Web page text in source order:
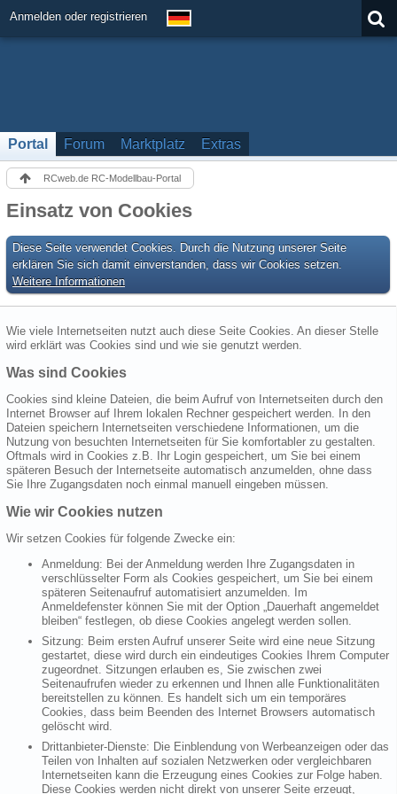
Anmelden oder registrieren
Portal Forum Marktplatz Extras
RCweb.de RC-Modellbau-Portal
Einsatz von Cookies
Diese Seite verwendet Cookies. Durch die Nutzung unserer Seite
erklären Sie sich damit einverstanden, dass wir Cookies setzen.
Weitere Informationen
Wie viele Internetseiten nutzt auch diese Seite Cookies. An dieser Stelle
wird erklärt was Cookies sind und wie sie genutzt werden.
Was sind Cookies
Cookies sind kleine Dateien, die beim Aufruf von Internetseiten durch den
Internet Browser auf Ihrem lokalen Rechner gespeichert werden. In den
Dateien speichern Internetseiten verschiedene Informationen, um die
Nutzung von besuchten Internetseiten für Sie komfortabler zu gestalten.
Oftmals wird in Cookies z.B. Ihr Login gespeichert, um Sie bei einem
späteren Besuch der Internetseite automatisch anzumelden, ohne dass
Sie Ihre Zugangsdaten noch einmal manuell eingeben müssen.
Wie wir Cookies nutzen
Wir setzen Cookies für folgende Zwecke ein:
Anmeldung: Bei der Anmeldung werden Ihre Zugangsdaten in
verschlüsselter Form als Cookies gespeichert, um Sie bei einem
späteren Seitenaufruf automatisiert anzumelden. Im
Anmeldefenster können Sie mit der Option „Dauerhaft angemeldet
bleiben“ festlegen, ob diese Cookies angelegt werden sollen.
Sitzung: Beim ersten Aufruf unserer Seite wird eine neue Sitzung
gestartet, diese wird durch ein eindeutiges Cookies Ihrem Computer
zugeordnet. Sitzungen erlauben es, Sie zwischen zwei
Seitenaufrufen wieder zu erkennen und Ihnen alle Funktionalitäten
bereitstellen zu können. Es handelt sich um ein temporäres
Cookies, dass beim Beenden des Internet Browsers automatisch
gelöscht wird.
Drittanbieter-Dienste: Die Einblendung von Werbeanzeigen oder das
Teilen von Inhalten auf sozialen Netzwerken oder vergleichbaren
Internetseiten kann die Erzeugung eines Cookies zur Folge haben.
Diese Cookies werden nicht direkt von unserer Seite erzeugt,